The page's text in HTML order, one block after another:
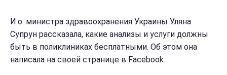
И.о. министра здравоохранения Украины Уляна
Супрун рассказала, какие анализы и услуги должны
быть в поликлиниках бесплатными. Об этом она
написала на своей странице в Facebook.